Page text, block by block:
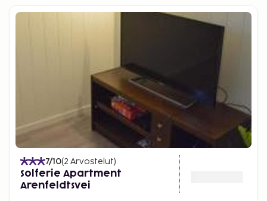
7/10(2 Arvostelut)
Solferie Apartment
Arenfeldtsvei